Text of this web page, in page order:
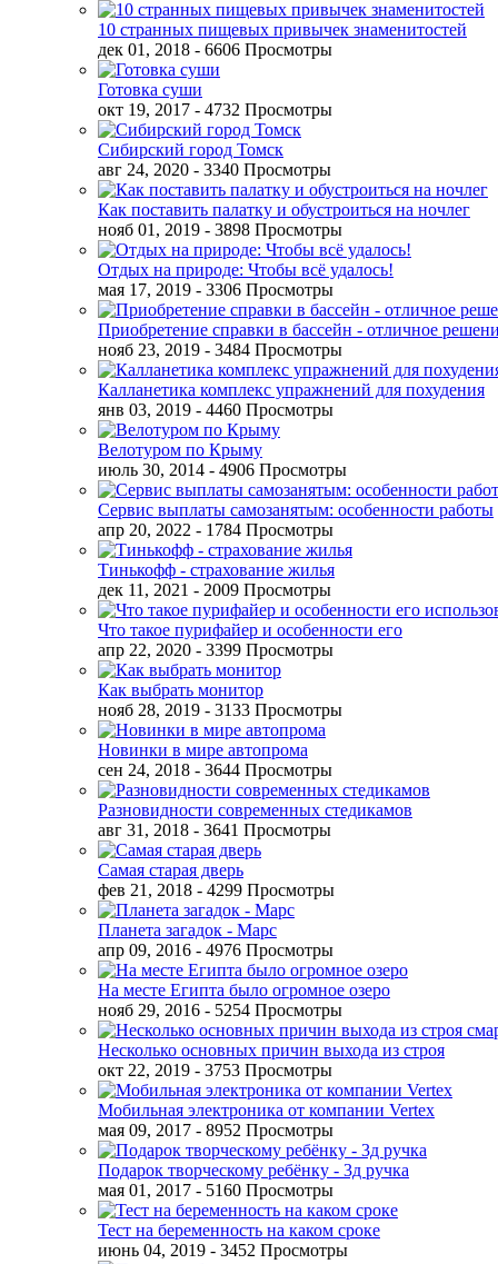
10 странных пищевых привычек знаменитостей
дек 01, 2018 - 6606 Просмотры
Готовка суши
окт 19, 2017 - 4732 Просмотры
Сибирский город Томск
авг 24, 2020 - 3340 Просмотры
Как поставить палатку и обустроиться на ночлег
нояб 01, 2019 - 3898 Просмотры
Отдых на природе: Чтобы всё удалось!
мая 17, 2019 - 3306 Просмотры
Приобретение справки в бассейн - отличное
нояб 23, 2019 - 3484 Просмотры
Калланетика комплекс упражнений для похудения
янв 03, 2019 - 4460 Просмотры
Велотуром по Крыму
июль 30, 2014 - 4906 Просмотры
Сервис выплаты самозанятым: особенности работы
апр 20, 2022 - 1784 Просмотры
Тинькофф - страхование жилья
дек 11, 2021 - 2009 Просмотры
Что такое пурифайер и особенности его
апр 22, 2020 - 3399 Просмотры
Как выбрать монитор
нояб 28, 2019 - 3133 Просмотры
Новинки в мире автопрома
сен 24, 2018 - 3644 Просмотры
Разновидности современных стедикамов
авг 31, 2018 - 3641 Просмотры
Самая старая дверь
фев 21, 2018 - 4299 Просмотры
Планета загадок - Марс
апр 09, 2016 - 4976 Просмотры
На месте Египта было огромное озеро
нояб 29, 2016 - 5254 Просмотры
Несколько основных причин выхода из строя
окт 22, 2019 - 3753 Просмотры
Мобильная электроника от компании Vertex
мая 09, 2017 - 8952 Просмотры
Подарок творческому ребёнку - 3д ручка
мая 01, 2017 - 5160 Просмотры
Тест на беременность на каком сроке
июнь 04, 2019 - 3452 Просмотры